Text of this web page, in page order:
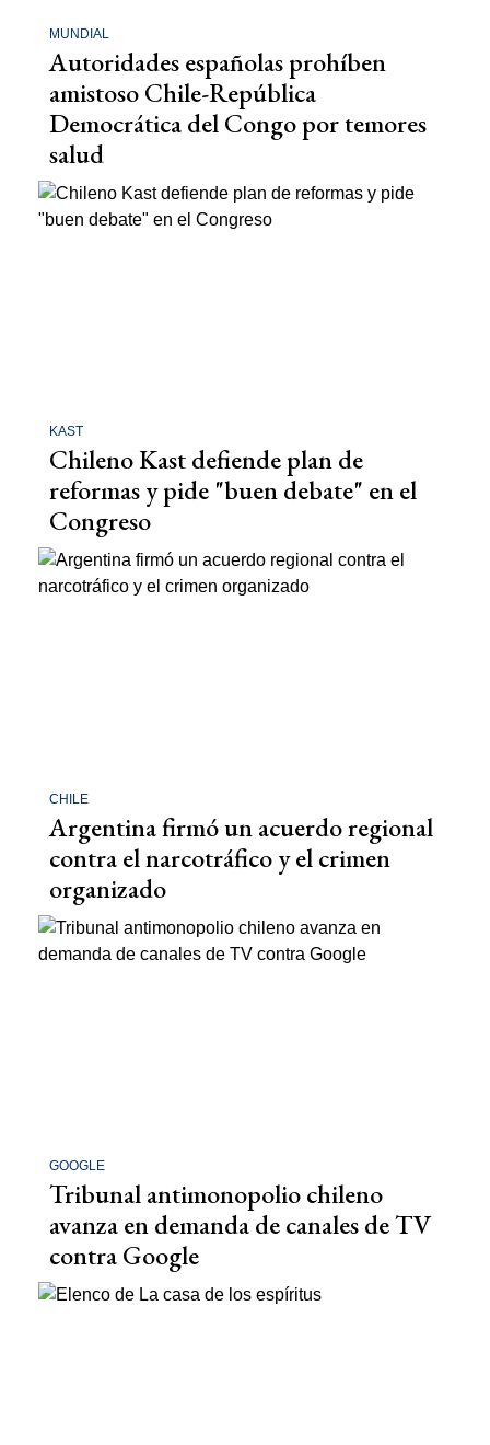
MUNDIAL
Autoridades españolas prohíben
amistoso Chile-República
Democrática del Congo por temores
salud
KAST
Chileno Kast defiende plan de
reformas y pide "buen debate" en el
Congreso
CHILE
Argentina firmó un acuerdo regional
contra el narcotráfico y el crimen
organizado
GOOGLE
Tribunal antimonopolio chileno
avanza en demanda de canales de TV
contra Google